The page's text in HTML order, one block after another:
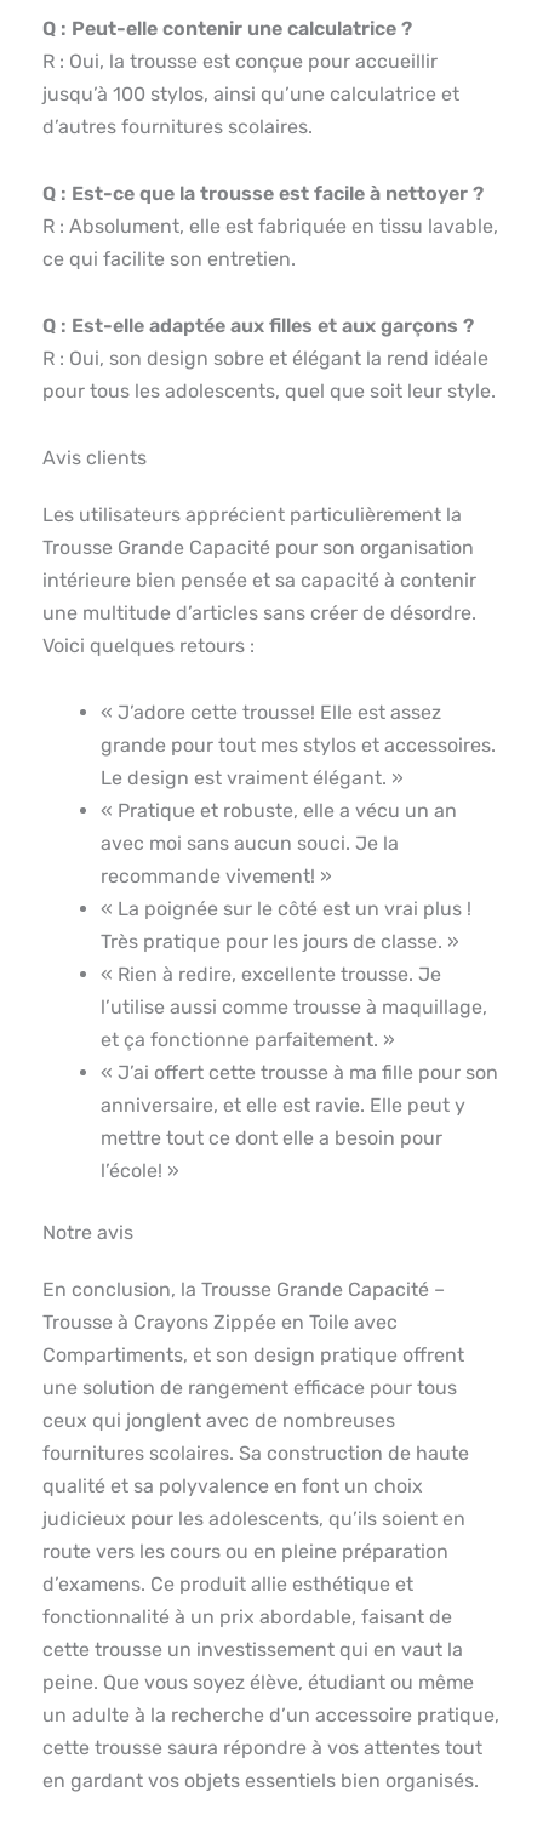
Q : Peut-elle contenir une calculatrice ?
R : Oui, la trousse est conçue pour accueillir
jusqu’à 100 stylos, ainsi qu’une calculatrice et
d’autres fournitures scolaires.
Q : Est-ce que la trousse est facile à nettoyer ?
R : Absolument, elle est fabriquée en tissu lavable,
ce qui facilite son entretien.
Q : Est-elle adaptée aux filles et aux garçons ?
R : Oui, son design sobre et élégant la rend idéale
pour tous les adolescents, quel que soit leur style.
Avis clients
Les utilisateurs apprécient particulièrement la
Trousse Grande Capacité pour son organisation
intérieure bien pensée et sa capacité à contenir
une multitude d’articles sans créer de désordre.
Voici quelques retours :
« J’adore cette trousse! Elle est assez
grande pour tout mes stylos et accessoires.
Le design est vraiment élégant. »
« Pratique et robuste, elle a vécu un an
avec moi sans aucun souci. Je la
recommande vivement! »
« La poignée sur le côté est un vrai plus !
Très pratique pour les jours de classe. »
« Rien à redire, excellente trousse. Je
l’utilise aussi comme trousse à maquillage,
et ça fonctionne parfaitement. »
« J’ai offert cette trousse à ma fille pour son
anniversaire, et elle est ravie. Elle peut y
mettre tout ce dont elle a besoin pour
l’école! »
Notre avis
En conclusion, la Trousse Grande Capacité –
Trousse à Crayons Zippée en Toile avec
Compartiments, et son design pratique offrent
une solution de rangement efficace pour tous
ceux qui jonglent avec de nombreuses
fournitures scolaires. Sa construction de haute
qualité et sa polyvalence en font un choix
judicieux pour les adolescents, qu’ils soient en
route vers les cours ou en pleine préparation
d’examens. Ce produit allie esthétique et
fonctionnalité à un prix abordable, faisant de
cette trousse un investissement qui en vaut la
peine. Que vous soyez élève, étudiant ou même
un adulte à la recherche d’un accessoire pratique,
cette trousse saura répondre à vos attentes tout
en gardant vos objets essentiels bien organisés.